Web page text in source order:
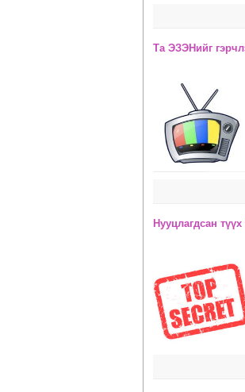
Та ЭЗЭНийг
Нууцлагдсан